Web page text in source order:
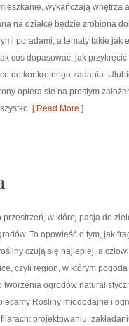
wykańczają wnętrza
na działce będzie zrobiona
poradami, a tematy takie jak
coś dopasować, jak
do konkretnego zadania.
opiera się na prostym
[ Read More ]
przestrzeń, w której pasja do
To opowieść o tym, jak
czują się najlepiej, a
czyli region, w którym
tworzenia ogrodów
Rośliny miododajne i
projektowaniu,